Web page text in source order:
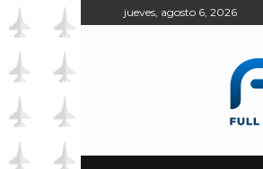
jueves, agosto 6, 2026